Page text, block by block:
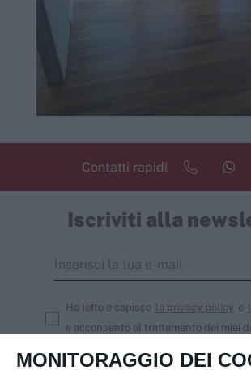
Contatti rapidi
Iscriviti alla
Ho letto e capisco la privacy policy e
e acconsento al trattamento dei miei
Iscriviti
MONITORAGGIO DEI